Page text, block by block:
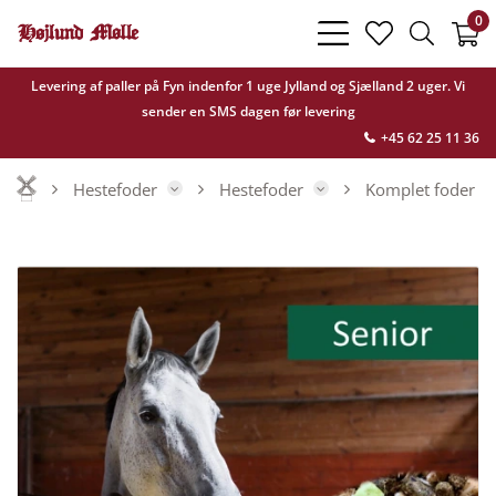
Levering af paller på Fyn indenfor 1 uge Jylland og Sjælland 2 uger. Vi
sender en SMS dagen før levering
+45 62 25 11 36
bars
light
heart
light
search
light
0
Hestefoder Hestefoder Komplet foder